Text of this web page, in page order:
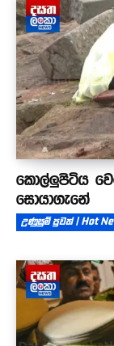
කොල්ලුපිටිය
සොයාගැනේ
උණුසුම් පුවත් | Hot